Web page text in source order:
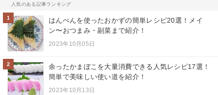
人気のある記事ランキング
1
はんぺんを使ったおかずの簡単レシピ20選！メイ
ン〜おつまみ・副菜まで紹介！
2023年10月05日
2
余ったかまぼこを大量消費できる人気レシピ17選！
簡単で美味しい使い道を紹介！
2023年10月13日